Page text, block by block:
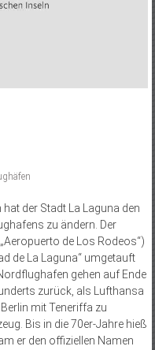
der Stadt La Laguna den
zu ändern. Der
de Los Rodeos“)
de La Laguna“ umgetauft
gehen auf Ende
zurück, als Lufthansa
mit Teneriffa zu
Bis in die 70er-Jahre hieß
er den offiziellen Namen